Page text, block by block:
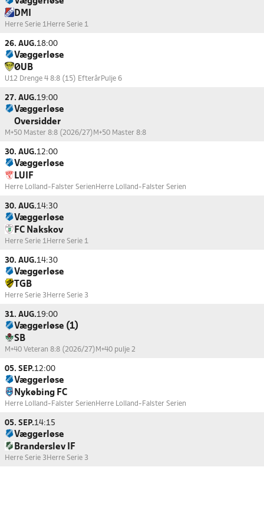
DMI
Herre Serie 1 Herre Serie 1
26. AUG.18:00
Væggerløse
ØUB
U12 Drenge 4 8:8 (15) EfterårPulje 6
27. AUG.19:00
Væggerløse
Oversidder
M+50 Master 8:8 (2026/27) M+50 Master 8:8
30. AUG.12:00
Væggerløse
LUIF
Herre Lolland-Falster Serien Herre Lolland-Falster Serien
30. AUG.14:30
Væggerløse
FC Nakskov
Herre Serie 1 Herre Serie 1
30. AUG.14:30
Væggerløse
TGB
Herre Serie 3Herre Serie 3
31. AUG.19:00
Væggerløse (1)
SB
M+40 Veteran 8:8 (2026/27) M+40 pulje 2
05. SEP.12:00
Væggerløse
Nykøbing FC
Herre Lolland-Falster Serien Herre Lolland-Falster Serien
05. SEP.14:15
Væggerløse
Branderslev IF
Herre Serie 3 Herre Serie 3